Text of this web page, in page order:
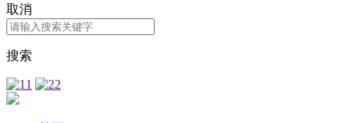
取消
搜索